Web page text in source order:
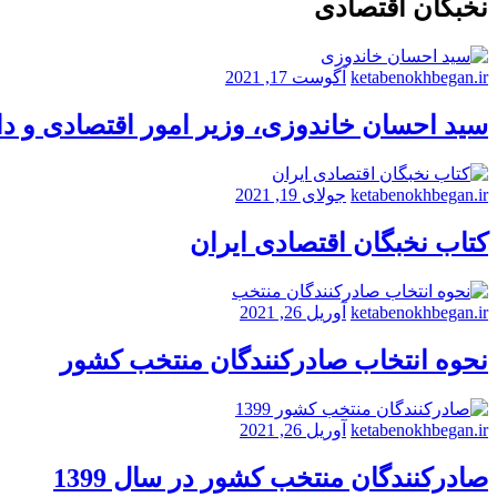
نخبگان اقتصادی
ketabenokhbegan.ir آگوست 17, 2021
سید احسان خاندوزی، وزیر امور اقتصادی و
ketabenokhbegan.ir جولای 19, 2021
کتاب نخبگان اقتصادی ایران
ketabenokhbegan.ir آوریل 26, 2021
نحوه انتخاب صادرکنندگان منتخب کشور
ketabenokhbegan.ir آوریل 26, 2021
صادرکنندگان منتخب کشور در سال 1399